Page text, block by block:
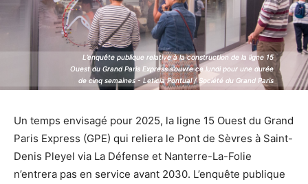
L’enquête publique relative à la construction de la ligne 15
Ouest du Grand Paris Express s’ouvre ce lundi pour une durée
de cinq semaines - Leticia Pontual / Société du Grand Paris
L’enquête publique relative à la construction de la ligne 15
Ouest du Grand Paris Express s’ouvre ce lundi pour une durée
de cinq semaines - Leticia Pontual / Société du Grand Paris
Un temps envisagé pour 2025, la ligne 15 Ouest du Grand
Paris Express (GPE) qui reliera le Pont de Sèvres à Saint-
Denis Pleyel via La Défense et Nanterre-La-Folie
n’entrera pas en service avant 2030. L’enquête publique